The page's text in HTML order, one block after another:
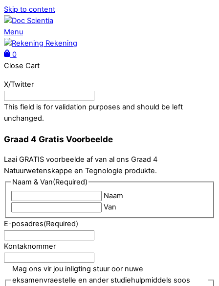
Skip to content
Menu
Rekening
0
Close Cart
X/Twitter
This field is for validation purposes and should be left
unchanged.
Graad 4 Gratis Voorbeelde
Laai GRATIS voorbeelde af van al ons Graad 4
Natuurwetenskappe en Tegnologie produkte.
Naam & Van(Required)
Naam
Van
E-posadres(Required)
Kontaknommer
Mag ons vir jou inligting stuur oor nuwe
eksamenvraestelle en ander studiehulpmiddels soos